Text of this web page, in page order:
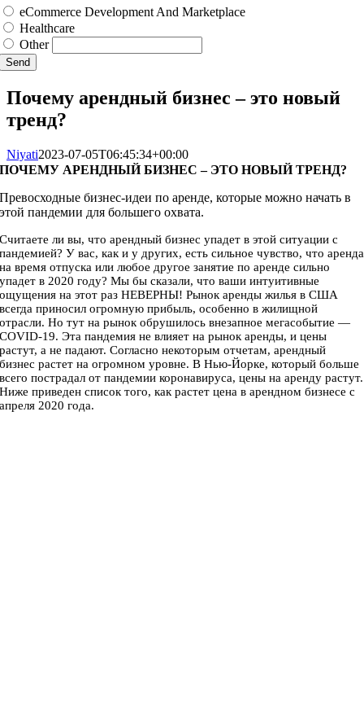
eCommerce Development And Marketplace
Healthcare
Other
Send
Почему арендный бизнес – это новый
тренд?
Niyati2023-07-05T06:45:34+00:00
ПОЧЕМУ АРЕНДНЫЙ БИЗНЕС – ЭТО НОВЫЙ ТРЕНД?
Превосходные бизнес-идеи по аренде, которые можно начать в
этой пандемии для большего охвата.
Считаете ли вы, что арендный бизнес упадет в этой ситуации с
пандемией? У вас, как и у других, есть сильное чувство, что аренда
на время отпуска или любое другое занятие по аренде сильно
упадет в 2020 году? Мы бы сказали, что ваши интуитивные
ощущения на этот раз НЕВЕРНЫ! Рынок аренды жилья в США
всегда приносил огромную прибыль, особенно в жилищной
отрасли. Но тут на рынок обрушилось внезапное мегасобытие —
COVID-19. Эта пандемия не влияет на рынок аренды, и цены
растут, а не падают. Согласно некоторым отчетам, арендный
бизнес растет на огромном уровне. В Нью-Йорке, который больше
всего пострадал от пандемии коронавируса, цены на аренду растут.
Ниже приведен список того, как растет цена в арендном бизнесе с
апреля 2020 года.